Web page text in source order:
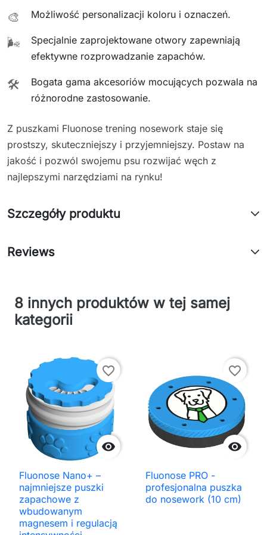
🎨 Możliwość personalizacji koloru i oznaczeń.
🌬️
Specjalnie zaprojektowane otwory zapewniają
efektywne rozprowadzanie zapachów.
🛠️
Bogata gama akcesoriów mocujących pozwala na
różnorodne zastosowanie.
Z puszkami Fluonose trening nosework staje się
prostszy, skuteczniejszy i przyjemniejszy. Postaw na
jakość i pozwól swojemu psu rozwijać węch z
najlepszymi narzędziami na rynku!
Szczegóły produktu
Reviews
8 innych produktów w tej samej
kategorii

favorite_border
Fluonose Nano+ –
najmniejsze puszki
zapachowe z
wbudowanym
magnesem i regulacją

favorite_border
Fluonose PRO -
profesjonalna puszka
do nosework (10 cm)